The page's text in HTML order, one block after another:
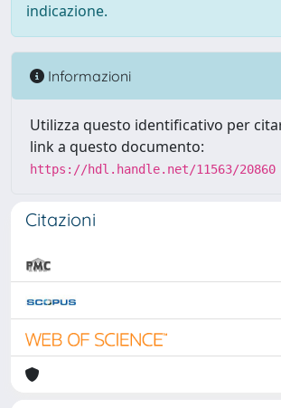
indicazione.
Informazioni
Utilizza questo identificativo per
link a questo documento:
https://hdl.handle.net/11563/20860
Citazioni